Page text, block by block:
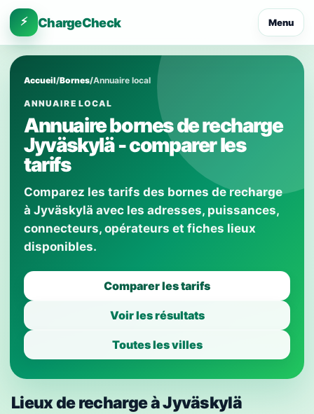
⚡ ChargeCheck Menu
Accueil/Bornes/Annuaire local
ANNUAIRE LOCAL
Annuaire bornes de recharge
Jyväskylä - comparer les
tarifs
Comparez les tarifs des bornes de recharge
à Jyväskylä avec les adresses, puissances,
connecteurs, opérateurs et fiches lieux
disponibles.
Comparer les tarifs
Voir les résultats
Toutes les villes
Lieux de recharge à Jyväskylä